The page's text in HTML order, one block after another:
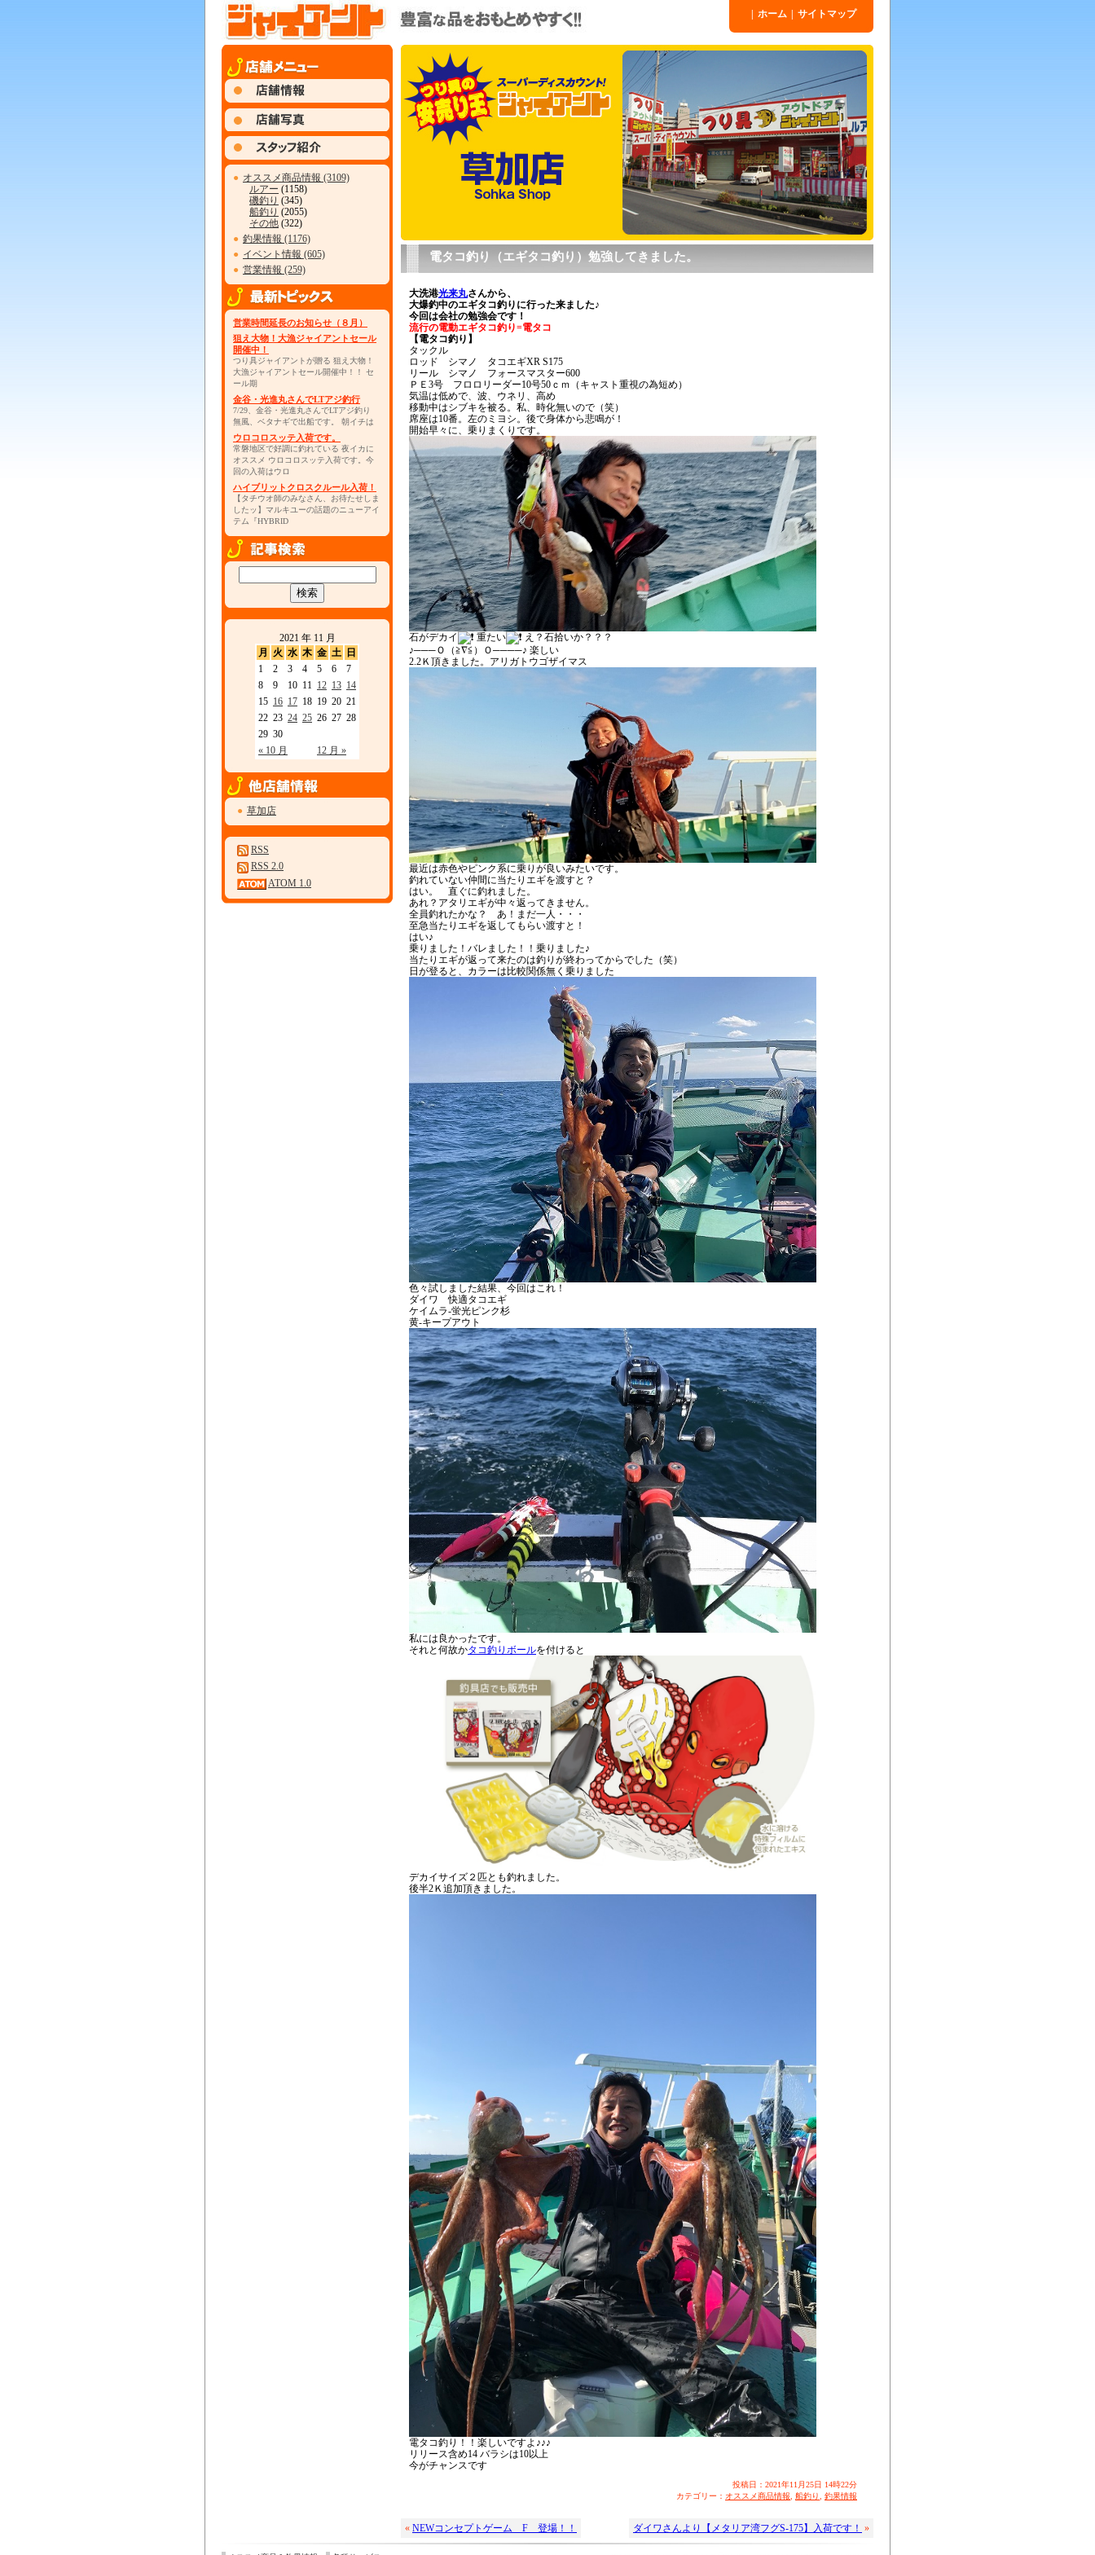
ホーム サイトマップ
● オススメ商品情報 (3109)
ルアー (1158)
磯釣り (345)
船釣り (2055)
その他 (322)
● 釣果情報 (1176)
● イベント情報 (605)
● 営業情報 (259)
営業時間延長のお知らせ（８月）
狙え大物！大漁ジャイアントセール
開催中！
つり具ジャイアントが贈る 狙え大物！
大漁ジャイアントセール開催中！！ セ
ール期
金谷・光進丸さんでLTアジ釣行
7/29、金谷・光進丸さんでLTアジ釣り
無風、ベタナギで出船です。 朝イチは
ウロコロスッテ入荷です。
常磐地区で好調に釣れている 夜イカに
オススメ ウロコロスッテ入荷です。今
回の入荷はウロ
ハイブリットクロスクルール入荷！
【タチウオ師のみなさん、お待たせしま
したッ】マルキユーの話題のニューアイ
テム『HYBRID
2021 年 11 月
月
火 水 木 金 土 日
« 10 月 12 月 »
1 2 3 4 5 6
7
8
9 10 11 12 13 14
15 16 17 18 19 20 21
22 23 24 25 26 27 28
29 30
● 草加店
RSS
RSS 2.0
ATOM 1.0
電タコ釣り（エギタコ釣り）勉強してきました。
大洗港光来丸さんから、
大爆釣中のエギタコ釣りに行った来ました♪
今回は会社の勉強会です！
流行の電動エギタコ釣り=電タコ
【電タコ釣り】
タックル
ロッド シマノ タコエギXR S175
リール シマノ フォースマスター600
ＰＥ3号 フロロリーダー10号50ｃｍ（キャスト重視の為短め）
気温は低めで、波、ウネリ、高め
移動中はシブキを被る。私、時化無いので（笑）
席座は10番。左のミヨシ。後で身体から悲鳴が！
開始早々に、乗りまくりです。
石がデカイ 重たい
え？石拾いか？？？
♪───Ｏ（≧∇≦）Ｏ────♪ 楽しい
2.2Ｋ頂きました。アリガトウゴザイマス
最近は赤色やピンク系に乗りが良いみたいです。
釣れていない仲間に当たりエギを渡すと？
はい。 直ぐに釣れました。
あれ？アタリエギが中々返ってきません。
全員釣れたかな？ あ！まだ一人・・・
至急当たりエギを返してもらい渡すと！
はい♪
乗りました！バレました！！乗りました♪
当たりエギが返って来たのは釣りが終わってからでした（笑）
日が登ると、カラーは比較関係無く乗りました
色々試しました結果、今回はこれ！
ダイワ 快適タコエギ
ケイムラ-蛍光ピンク杉
黄-キープアウト
私には良かったです。
それと何故かタコ釣りボールを付けると
デカイサイズ２匹とも釣れました。
後半2Ｋ追加頂きました。
電タコ釣り！！楽しいですよ♪♪♪
リリース含め14 バラシは10以上
今がチャンスです
投稿日：2021年11月25日 14時22分
カテゴリー： オススメ商品情報 船釣り 釣果情報
« NEWコンセプトゲーム F 登場！！ ダイワさんより【メタリア湾フグS-175】入荷です！ »